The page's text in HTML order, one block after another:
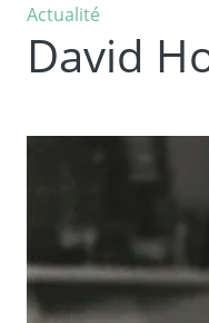
Actualité
David